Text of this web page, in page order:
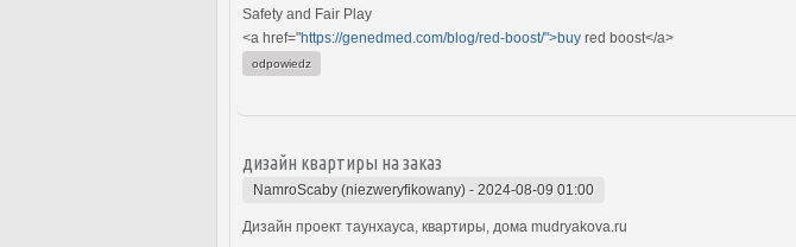
Safety and Fair Play
<a href="https://genedmed.com/blog/red-boost/">buy red boost</a>
odpowiedz
дизайн квартиры на заказ
NamroScaby (niezweryfikowany) - 2024-08-09 01:00
Дизайн проект таунхауса, квартиры, дома mudryakova.ru